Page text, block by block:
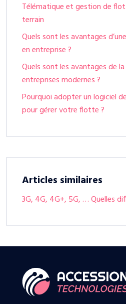
Télématique et gestion de
terrain
Quels sont les avantages
en entreprise ?
Quels sont les avantages de
entreprises modernes ?
Pourquoi adopter un logiciel
pour gérer votre flotte ?
Articles similaires
3G, 4G, 4G+, 5G, … Quelles